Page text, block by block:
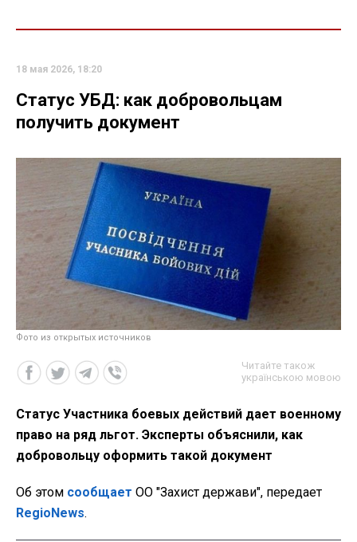
18 мая 2026, 18:20
Статус УБД: как добровольцам
получить документ
Фото из открытых источников
Читайте також
українською мовою
Статус Участника боевых действий дает военному
право на ряд льгот. Эксперты объяснили, как
добровольцу оформить такой документ
Об этом сообщает ОО "Захист держави", передает
RegioNews.